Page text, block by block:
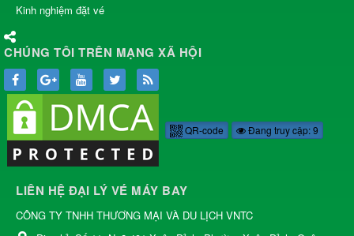
Kinh nghiệm đặt vé
CHÚNG TÔI TRÊN MẠNG XÃ HỘI
QR-code Đang truy cập: 9
LIÊN HỆ ĐẠI LÝ VÉ MÁY BAY
CÔNG TY TNHH THƯƠNG MẠI VÀ DU LỊCH VNTC